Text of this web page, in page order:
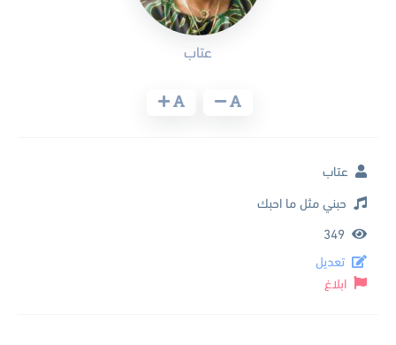
عتاب
عتاب
حبني مثل ما احبك
349
تعديل
ابلاغ